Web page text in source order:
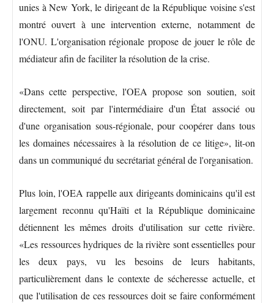
unies à New York, le dirigeant de la République voisine s'est
montré ouvert à une intervention externe, notamment de
l'ONU. L'organisation régionale propose de jouer le rôle de
médiateur afin de faciliter la résolution de la crise.
«Dans cette perspective, l'OEA propose son soutien, soit
directement, soit par l'intermédiaire d'un État associé ou
d'une organisation sous-régionale, pour coopérer dans tous
les domaines nécessaires à la résolution de ce litige», lit-on
dans un communiqué du secrétariat général de l'organisation.
Plus loin, l'OEA rappelle aux dirigeants dominicains qu'il est
largement reconnu qu'Haïti et la République dominicaine
détiennent les mêmes droits d'utilisation sur cette rivière.
«Les ressources hydriques de la rivière sont essentielles pour
les deux pays, vu les besoins de leurs habitants,
particulièrement dans le contexte de sécheresse actuelle, et
que l'utilisation de ces ressources doit se faire conformément